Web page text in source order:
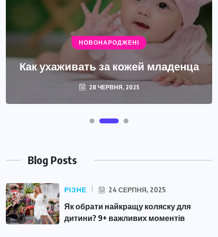
НОВОНАРОДЖЕНІ
Как ухаживать за кожей младенца
28 ЧЕРВНЯ, 2025
Blog Posts
РІЗНЕ 24 СЕРПНЯ, 2025
Як обрати найкращу коляску для
дитини? 9+ важливих моментів